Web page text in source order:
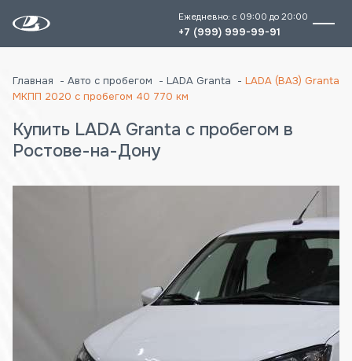
Ежедневно: с 09:00 до 20:00
+7 (999) 999-99-91
Главная Авто с пробегом LADA Granta
LADA (ВАЗ) Granta
МКПП 2020 с пробегом 40 770 км
Купить LADA Granta с пробегом в
Ростове-на-Дону